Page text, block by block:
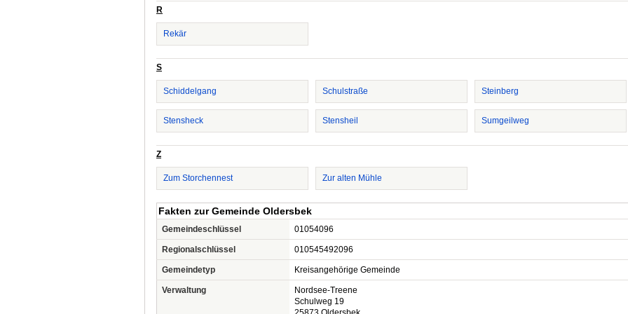
R
Rekär
S
Schiddelgang Schulstraße Steinberg
Stensheck Stensheil Sumgeilweg
Z
Zum Storchennest Zur alten Mühle
Fakten zur Gemeinde Oldersbek
Gemeindeschlüssel 01054096
Regionalschlüssel 010545492096
Gemeindetyp Kreisangehörige Gemeinde
Verwaltung
Nordsee-Treene
Schulweg 19